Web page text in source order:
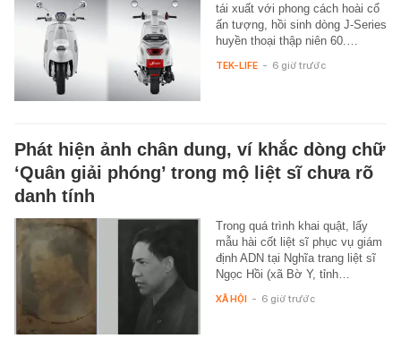
tái xuất với phong cách hoài cổ
ấn tượng, hồi sinh dòng J-Series
huyền thoại thập niên 60.…
TEK-LIFE - 6 giờ trước
Phát hiện ảnh chân dung, ví khắc dòng chữ
‘Quân giải phóng’ trong mộ liệt sĩ chưa rõ
danh tính
Trong quá trình khai quật, lấy
mẫu hài cốt liệt sĩ phục vụ giám
định ADN tại Nghĩa trang liệt sĩ
Ngọc Hồi (xã Bờ Y, tỉnh…
XÃ HỘI - 6 giờ trước